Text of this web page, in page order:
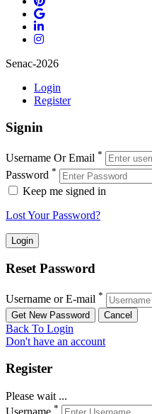
Senac-2026
Login
Register
Signin
Username Or Email *
Password *
Keep me signed in
Lost Your Password?
Reset Password
Username or E-mail *
Back To Login
Don't have an account
Register
Please wait ...
*